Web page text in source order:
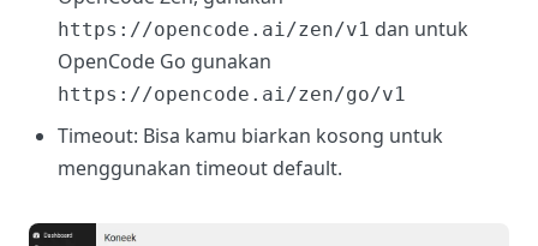
https://opencode.ai/zen/v1 dan untuk
OpenCode Go gunakan
https://opencode.ai/zen/go/v1
Timeout: Bisa kamu biarkan kosong untuk
menggunakan timeout default.